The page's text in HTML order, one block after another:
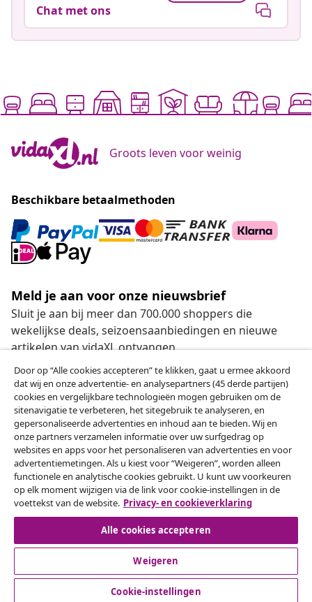
Chat met ons
Groots leven voor weinig
Beschikbare betaalmethoden
Meld je aan voor onze nieuwsbrief
Sluit je aan bij meer dan 700.000 shoppers die
wekelijkse deals, seizoensaanbiedingen en nieuwe
artikelen van vidaXL ontvangen.
Onze sociale media
Herroeping van de overeenkomst
Een annulering voor je bestelling indienen
Herroeping van de overeenkomst
Door op “Alle cookies accepteren” te klikken, gaat u ermee akkoord
dat wij en onze advertentie- en analysepartners (45 derde partijen)
cookies en vergelijkbare technologieën mogen gebruiken om de
sitenavigatie te verbeteren, het sitegebruik te analyseren, en
gepersonaliseerde advertenties en inhoud aan te bieden. Wij en
onze partners verzamelen informatie over uw surfgedrag op
websites en apps voor het personaliseren van advertenties en voor
advertentiemetingen. Als u kiest voor “Weigeren”, worden alleen
functionele en analytische cookies gebruikt. U kunt uw voorkeuren
op elk moment wijzigen via de link voor cookie-instellingen in de
voettekst van de website. Privacy- en cookieverklaring
Alle cookies accepteren
Weigeren
Cookie-instellingen